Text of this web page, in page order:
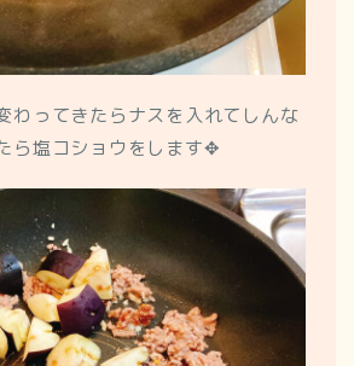
わってきたらナスを入れてしんな
ら塩コショウをします✥